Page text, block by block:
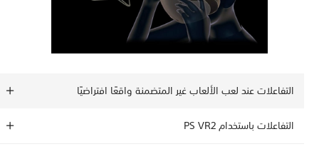
التفاعلات عند لعب الألعاب غير المتضمنة واقعًا افتراضيًا
التفاعلات باستخدام PS VR2